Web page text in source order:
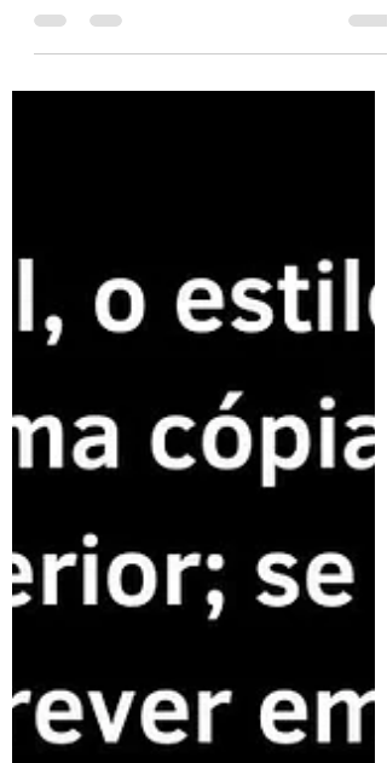
em um bom livro por horas a fio?